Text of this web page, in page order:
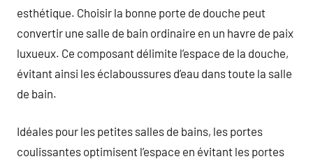
esthétique. Choisir la bonne porte de douche peut
convertir une salle de bain ordinaire en un havre de paix
luxueux. Ce composant délimite l’espace de la douche,
évitant ainsi les éclaboussures d’eau dans toute la salle
de bain.
Idéales pour les petites salles de bains, les portes
coulissantes optimisent l’espace en évitant les portes